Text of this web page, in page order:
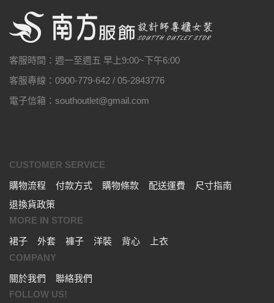
客服時間：週一至週五 早上9:00~下午6:00
客服專線：0900-779-642 / 05-2843776
電子信箱：southoutlet@gmail.com
CUSTOMER SERVICE
購物流程
付款方式 購物條款 配送運費
尺寸指南
退換貨政策
MORE IN STORE
裙子
外套 褲子 洋裝 背心
上衣
COMPANY
關於我們
聯絡我們
FOLLOW US!